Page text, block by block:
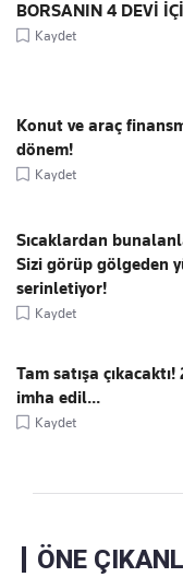
BORSANIN 4 DEVİ
Kaydet
Konut ve araç
dönem!
Kaydet
Sıcaklardan
Sizi görüp gölgeden
serinletiyor!
Kaydet
Tam satışa
imha edil...
Kaydet
ÖNE